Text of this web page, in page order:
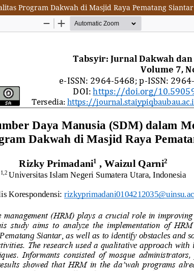
Program Dakwah di Masjid Raya Pematang Siantar